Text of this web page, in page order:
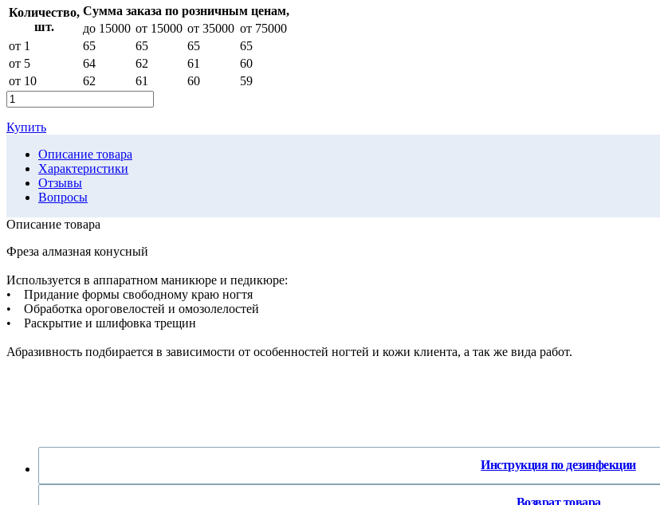
Количество,
шт.
Сумма заказа по розничным ценам,
до 15000 от 15000 от 35000 от 75000
от 1
65 65 65
65
от 5
64 62 61
60
от 10
62 61 60 59
Купить
Описание товара
Характеристики
Отзывы
Вопросы
Описание товара
Фреза алмазная конусный
Используется в аппаратном маникюре и педикюре:
• Придание формы свободному краю ногтя
• Обработка ороговелостей и омозолелостей
• Раскрытие и шлифовка трещин
Абразивность подбирается в зависимости от особенностей ногтей и кожи клиента, а так же вида работ.
Инструкция по дезинфекции